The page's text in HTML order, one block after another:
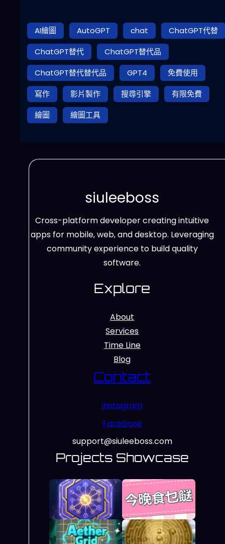
AI繪圖 AutoGPT chat
ChatGPT代替
ChatGPT替代
ChatGPT替代品
ChatGPT替代替代品
GPT4
免費使用
寫作
影片製作 搜尋引擎
有限免費
繪圖
繪圖工具
siuleeboss
Cross-platform developer creating intuitive
apps for mobile, web, and desktop. Leveraging
community experience to build quality
software.
Explore
About
Services
Time Line
Blog
Contact
Instagram
Facebook
support@siuleeboss.com
Projects Showcase